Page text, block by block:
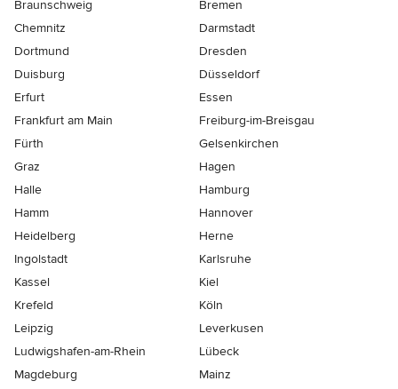
Braunschweig
Bremen
Chemnitz
Darmstadt
Dortmund
Dresden
Duisburg
Düsseldorf
Erfurt
Essen
Frankfurt am Main
Freiburg-im-Breisgau
Fürth
Gelsenkirchen
Graz
Hagen
Halle
Hamburg
Hamm
Hannover
Heidelberg
Herne
Ingolstadt
Karlsruhe
Kassel
Kiel
Krefeld
Köln
Leipzig
Leverkusen
Ludwigshafen-am-Rhein
Lübeck
Magdeburg
Mainz